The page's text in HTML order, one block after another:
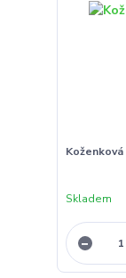
Skladem